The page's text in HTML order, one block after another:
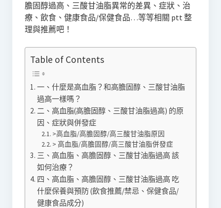
膽固醇過高、三酸甘油脂異常的差異、症狀、治
療、飲食、健康食品/保健食品…等等相關 ptt 整
理與推薦吧！
Table of Contents
一、什麼是高血脂？和高膽固醇、三酸甘油脂
過高一樣嗎？
二、高血脂(高膽固醇、三酸甘油脂過高) 的原
因、症狀與併發症
>高血脂/高膽固醇/高三酸甘油脂原因
> 高血脂/高膽固醇/高三酸甘油脂併發症
三、高血脂、高膽固醇、三酸甘油脂過高 該
如何治療？
四、高血脂、高膽固醇、三酸甘油脂過高 吃
什麼保養與預防 (飲食推薦/禁忌、保健食品/
健康食品成分)